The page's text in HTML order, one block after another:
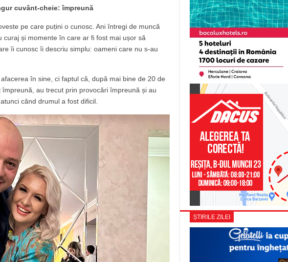
cuvânt-cheie: împreună
pe care puțini o cunosc. Ani întregi de muncă
și momente în care ar fi fost mai ușor să
îi cunosc îi descriu simplu: oameni care nu s-au
în sine, ci faptul că, după mai bine de 20 de
au trecut prin provocări împreună și au
când drumul a fost dificil.
ȘTIRILE ZILEI